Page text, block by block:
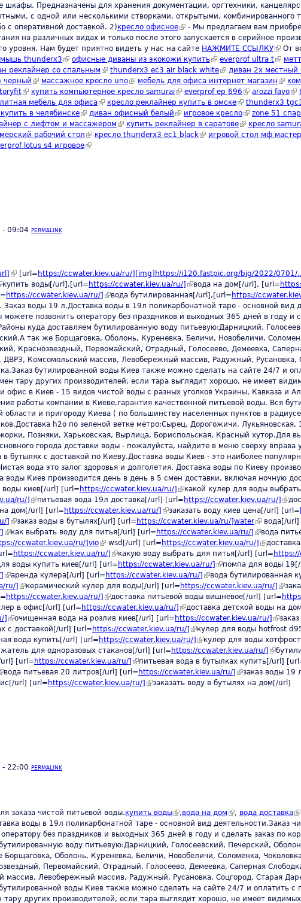
Предназначены для хранения документации, оргтехники,
с одной или несколькими створками, открытыми, комбинированного
c оперативной доставкой. 2)кресло офисное(link is external)
- Мы предлагаем вам
на различных видах и только после этого запускается в серийное
уровня. Нам будет приятно видеть у нас на сайте НАЖМИТЕ ССЫЛКУ(link is
От
is external)
мышь thunderx3 (link is external)
офисные диваны из экокожи купить(link is external)
everprof ultra t(link is
реклайнер со спальным (link is external)
thunderx3 ec3 air black white(link is external)
диван 2х местный
черный (link is external)
массажное кресло uno(link is external)
мебель для офиса интернет магазин (link
(link is external)
купить компьютерное кресло samurai(link is external)
everprof ep 696 (link is external)
arozzi favo
is external)мебель для офиса(link is external)
кресло реклайнер купить в омске(link is external)
thunderx3
в челябинске(link is external)
диван офисный белый (link is external)
игровое кресло(link is external)
zone 51
с лифтом и массажером (link is external)
купить реклайнер в саратове(link is external)
кресло
external)рабочий стол (link is external)
кресло thunderx3 ec1 black(link is external)
игровой стол мф
lotus s4 игровое(link is external)
- 09:04 PERMALINK
(link is external)
[url= https://ccwater.kiev.ua/ru/][img]https://i120.fastpic.org/big/2022/0701/
is external)
купить воды[/url],[url= https://ccwater.kiev.ua/ru/] (link is external)
вода на дом[/url], [url=
https://ccwater.kiev.ua/ru/] (link is external)
вода бутилированная[/url],[url= https://
Заказ воды 19 л.Доставка воды в 19л поликарбонатной таре - основной вид
позвонить оператору без праздников и выходных 365 дней в году и
куда доставляем бутилированную воду питьевую:Дарницкий,
так же Борщаговка, Оболонь, Куреневка, Беличи, Новобеличи,
Краснозвездный, Первомайский, Отрадный, Голосеево, Демеевка,
ДВРЗ, Комсомольский массив, Левобережный массив, Радужный,
бутилированной воды Киев также можно сделать на сайте 24/7 и
тару других производителей, если тара выглядит хорошо, не имеет
офис в Киев - 15 видов чистой воды с разных уголков Украины, Кавказа и
работы компании в Киеве.гарантия качественной питьевой воды. Вся
и пригороду Киева ( по большинству населенных пунктов в
h2o по зеленой ветке метро:Сырец, Дорогожичи, Лукьяновская,
Позняки, Харьковская, Вырлица, Бориспольская, Красный хутор.Для
города доставки воды - пожалуйста, найдите в меню сверху вправа
бутылях с доставкой по Киеву.Доставка воды Киев - это наиболее
вода это залог здоровья и долголетия. Доставка воды по Киеву
воды Киев производится день в день в 5 смен доставки, включая ночную
воды киев[/url] [url= https://ccwater.kiev.ua/ru/] (link is external)
какой кулер для воды
ru/] (link is external)
питьевая вода 19л доставка[/url] [url= https://ccwater.kiev.ua/ru/] (link
на дом[/url] [url= https://ccwater.kiev.ua/ru/] (link is external)
заказать воду киев цена[/url] [url=
] (link is external)
заказ воды в бутылях[/url] [url= https://ccwater.kiev.ua/ru/]water(link is
вода[/
(link is external)
как выбрать воду для питья[/url] [url= https://ccwater.kiev.ua/ru/] (link is
вода
ccwater.kiev.ua/ru/]vio(link is external)
wsd[/url] [url= https://ccwater.kiev.ua/ru/] (link is
https://ccwater.kiev.ua/ru/] (link is external)
какую воду выбрать для питья[/url] [url= https://
воды купить киев[/url] [url= https://ccwater.kiev.ua/ru/] (link is external)
помпа для воды
(link is external)
аренда кулера[/url] [url= https://ccwater.kiev.ua/ru/] (link is external)
вода бутилированная
ru/] (link is external)
керамический кулер для воды[/url] [url= https://ccwater.kiev.ua/ru/] (link
https://ccwater.kiev.ua/ru/] (link is external)
доставка питьевой воды вишневое[/url] [url=
в офис[/url] [url= https://ccwater.kiev.ua/ru/] (link is external)
доставка детской воды на
] (link is external)
очищенная вода на розлив киев[/url] [url= https://ccwater.kiev.ua/ru/] (link is
с доставкой[/url] [url= https://ccwater.kiev.ua/ru/] (link is external)
кулер для воды hotfrost
вода купить[/url] [url= https://ccwater.kiev.ua/ru/] (link is external)
кулер для воды
external)для одноразовых стаканов[/url] [url= https://ccwater.kiev.ua/ru/] (link is
url] [url= https://ccwater.kiev.ua/ru/] (link is external)
питьевая вода в бутылках купить[/url]
is external)
вода питьевая 20 литров[/url] [url= https://ccwater.kiev.ua/ru/] (link is external)
заказ воды 19
url] [url= https://ccwater.kiev.ua/ru/] (link is external)
заказать воду в бутылях на дом[/url]
- 22:00 PERMALINK
заказа чистой питьевой воды.купить воды(link is external)
,вода на дом (link is external)
, вода доставка
воды в 19л поликарбонатной таре - основной вид деятельности.Заказ
без праздников и выходных 365 дней в году и сделать заказ по
воду питьевую:Дарницкий, Голосеевский, Печерский,
Оболонь, Куреневка, Беличи, Новобеличи, Соломенка,
Первомайский, Отрадный, Голосеево, Демеевка, Саперная
массив, Левобережный массив, Радужный, Русановка, Соцгород, Старая
воды Киев также можно сделать на сайте 24/7 и оплатить
других производителей, если тара выглядит хорошо, не имеет